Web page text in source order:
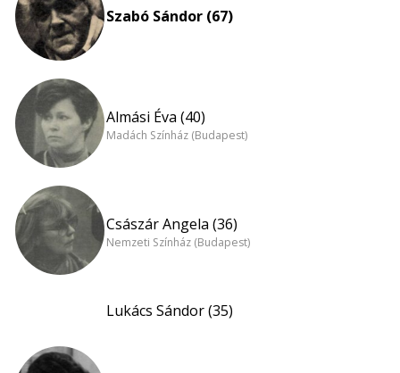
Szabó Sándor (67)
Almási Éva (40)
Madách Színház (Budapest)
Császár Angela (36)
Nemzeti Színház (Budapest)
Lukács Sándor (35)